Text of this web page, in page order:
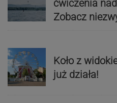
ćwiczenia
Zobacz
Koło z
już działa!